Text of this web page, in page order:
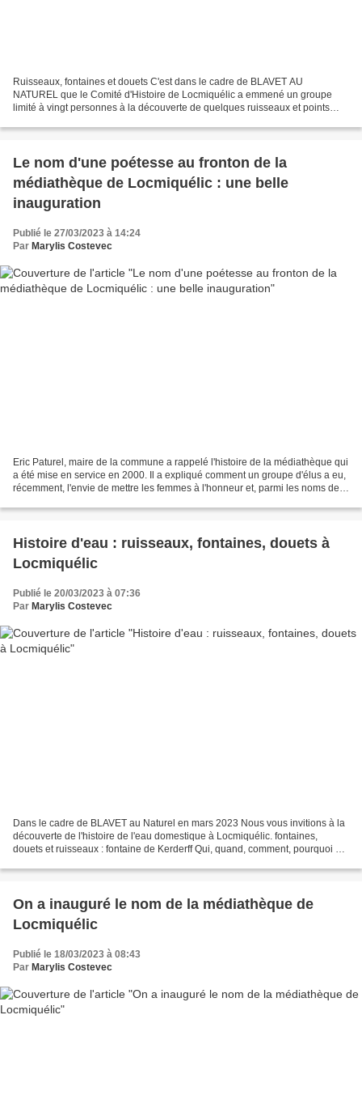
Ruisseaux, fontaines et douets C'est dans le cadre de BLAVET AU
NATUREL que le Comité d'Histoire de Locmiquélic a emmené un groupe
limité à vingt personnes à la découverte de quelques ruisseaux et points
Le nom d'une poétesse au fronton de la
médiathèque de Locmiquélic : une belle
inauguration
Publié le 27/03/2023 à 14:24
Par Marylis Costevec
Eric Paturel, maire de la commune a rappelé l'histoire de la médiathèque qui
a été mise en service en 2000. Il a expliqué comment un groupe d'élus a eu,
récemment, l'envie de mettre les femmes à l'honneur et, parmi les noms de
Histoire d'eau : ruisseaux, fontaines, douets à
Locmiquélic
Publié le 20/03/2023 à 07:36
Par Marylis Costevec
Dans le cadre de BLAVET au Naturel en mars 2023 Nous vous invitions à la
découverte de l'histoire de l'eau domestique à Locmiquélic. fontaines,
douets et ruisseaux : fontaine de Kerderff Qui, quand, comment, pourquoi on
On a inauguré le nom de la médiathèque de
Locmiquélic
Publié le 18/03/2023 à 08:43
Par Marylis Costevec